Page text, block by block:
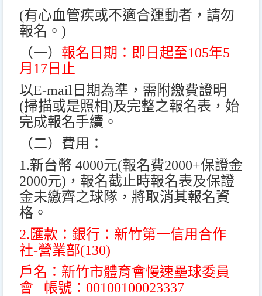
(有心血管疾或不適合運動者，請勿
報名。 )
（一） 報名日期：即日起至105年5
月 17 日止
以E-mail 日期為準，需附繳費證明
(掃描或是照相)及完整之報名表，始
完成報名手續。
（二）費用：
1.新台幣 4000元(報名費2000+保證金
2000元) ，報名截止時報名表及保證
金未繳齊之球隊，將取消其報名資
格。
2.匯款：銀行：新竹第一信用合作
社-營業部(130)
戶名：新竹市體育會慢速壘球委員
會
帳號： 00100100023337